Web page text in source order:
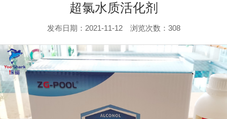
超氯水质活化剂
发布日期：2021-11-12 浏览次数： 308